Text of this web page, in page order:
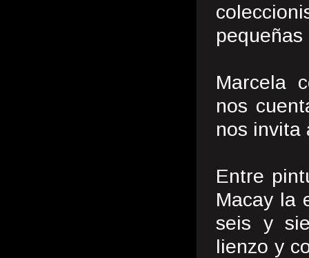
Marcela
nos
nos invita
Entre
Macay la
seis y
lienzo y